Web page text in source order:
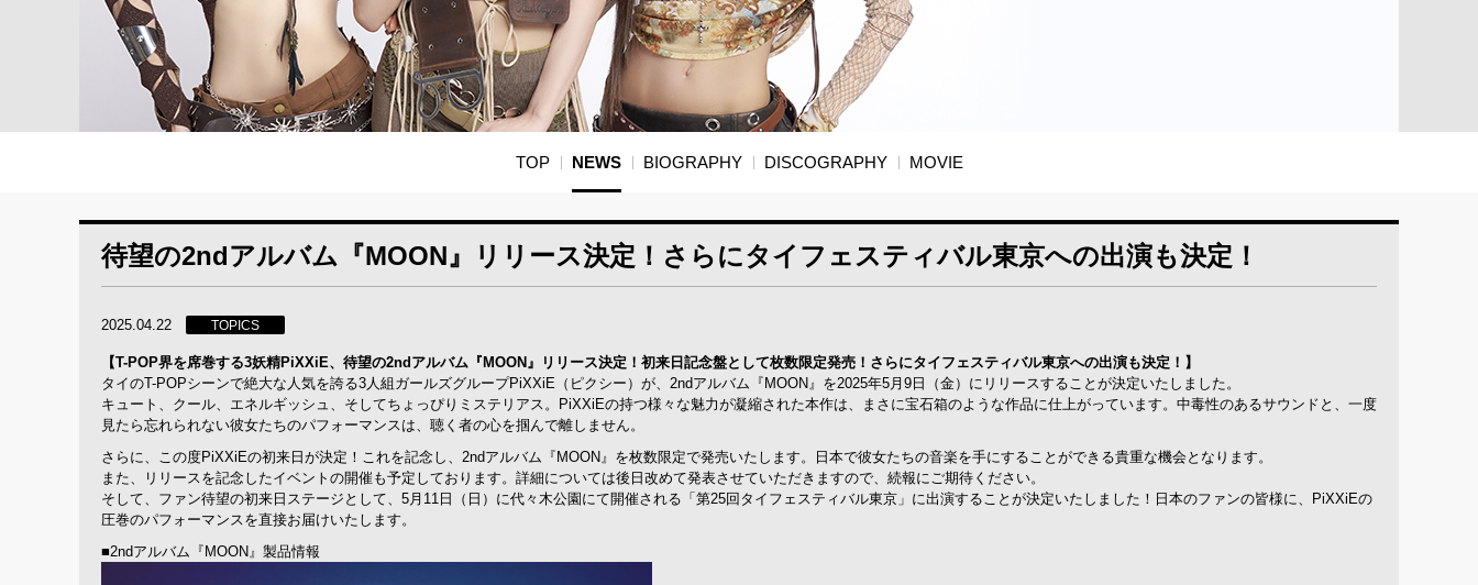
TOP NEWS BIOGRAPHY DISCOGRAPHY MOVIE
待望の2ndアルバム『MOON』リリース決定！さらにタイフェスティバル東京への出演も決定！
2025.04.22 TOPICS
【T-POP界を席巻する3妖精PiXXiE、待望の2ndアルバム『MOON』リリース決定！初来日記念盤として枚数限定発売！さらにタイフェスティバル東京への出演も決定！】
タイのT-POPシーンで絶大な人気を誇る3人組ガールズグループPiXXiE（ピクシー）が、2ndアルバム『MOON』を2025年5月9日（金）にリリースすることが決定いたしました。
キュート、クール、エネルギッシュ、そしてちょっぴりミステリアス。PiXXiEの持つ様々な魅力が凝縮された本作は、まさに宝石箱のような作品に仕上がっています。中毒性のあるサウンドと、一度
見たら忘れられない彼女たちのパフォーマンスは、聴く者の心を掴んで離しません。
さらに、この度PiXXiEの初来日が決定！これを記念し、2ndアルバム『MOON』を枚数限定で発売いたします。日本で彼女たちの音楽を手にすることができる貴重な機会となります。
また、リリースを記念したイベントの開催も予定しております。詳細については後日改めて発表させていただきますので、続報にご期待ください。
そして、ファン待望の初来日ステージとして、5月11日（日）に代々木公園にて開催される「第25回タイフェスティバル東京」に出演することが決定いたしました！日本のファンの皆様に、PiXXiEの
圧巻のパフォーマンスを直接お届けいたします。
■2ndアルバム『MOON』製品情報